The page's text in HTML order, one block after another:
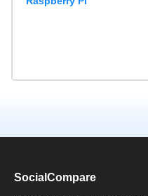
SocialCompare